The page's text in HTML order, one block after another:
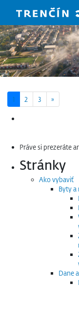
1 2 3 »
Práve si prezeráte
Stránky
Ako vybaviť
Byty a
Dane